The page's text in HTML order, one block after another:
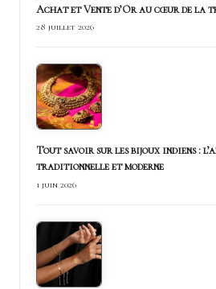
Achat et Vente d’Or au cœur de la
28 juillet 2026
Tout savoir sur les bijoux indiens :
traditionnelle et moderne
1 juin 2026